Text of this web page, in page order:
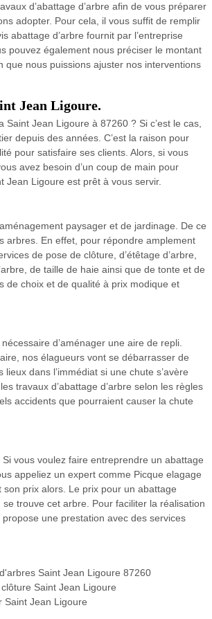
d’abattage d’arbre afin de vous préparer
adopter. Pour cela, il vous suffit de remplir
abattage d’arbre fournit par l’entreprise
pouvez également nous préciser le montant
nous puissions ajuster nos interventions
Jean Ligoure.
Jean Ligoure à 87260 ? Si c’est le cas,
depuis des années. C’est la raison pour
pour satisfaire ses clients. Alors, si vous
avez besoin d’un coup de main pour
Jean Ligoure est prêt à vous servir.
paysager et de jardinage. De ce
arbres. En effet, pour répondre amplement
de pose de clôture, d’étêtage d’arbre,
de taille de haie ainsi que de tonte et de
de choix et de qualité à prix modique et
d’aménager une aire de repli.
nos élagueurs vont se débarrasser de
dans l’immédiat si une chute s’avère
travaux d’abattage d’arbre selon les règles
accidents que pourraient causer la chute
vous voulez faire entreprendre un abattage
appeliez un expert comme Picque elagage
prix alors. Le prix pour un abattage
trouve cet arbre. Pour faciliter la réalisation
une prestation avec des services
Saint Jean Ligoure 87260
Saint Jean Ligoure
Saint Jean Ligoure